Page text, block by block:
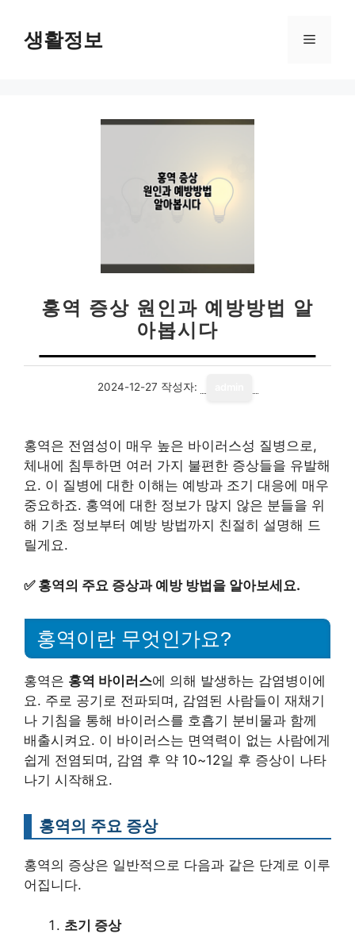
생활정보 메
홍역 증상 원인과 예방방법 알
아봅시다
2024-12-27 작성자:
홍역은 전염성이 매우 높은 바이러스성 질병으로,
체내에 침투하면 여러 가지 불편한 증상들을 유발해
요. 이 질병에 대한 이해는 예방과 조기 대응에 매우
중요하죠. 홍역에 대한 정보가 많지 않은 분들을 위
해 기초 정보부터 예방 방법까지 친절히 설명해 드
릴게요.
✅ 홍역의 주요 증상과 예방 방법을 알아보세요.
홍역이란 무엇인가요?
홍역은 홍역 바이러스에 의해 발생하는 감염병이에
요. 주로 공기로 전파되며, 감염된 사람들이 재채기
나 기침을 통해 바이러스를 호흡기 분비물과 함께
배출시켜요. 이 바이러스는 면역력이 없는 사람에게
쉽게 전염되며, 감염 후 약 10~12일 후 증상이 나타
나기 시작해요.
홍역의 주요 증상
홍역의 증상은 일반적으로 다음과 같은 단계로 이루
어집니다.
초기 증상